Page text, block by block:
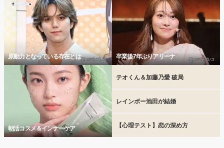
原動力となっている存在とは 卒業後7年ぶりアリーナ
朝活コスメ＆インナーケア
テオくん＆加藤乃愛 破局
レインボー池田が結婚
【心理テスト】恋の深め方